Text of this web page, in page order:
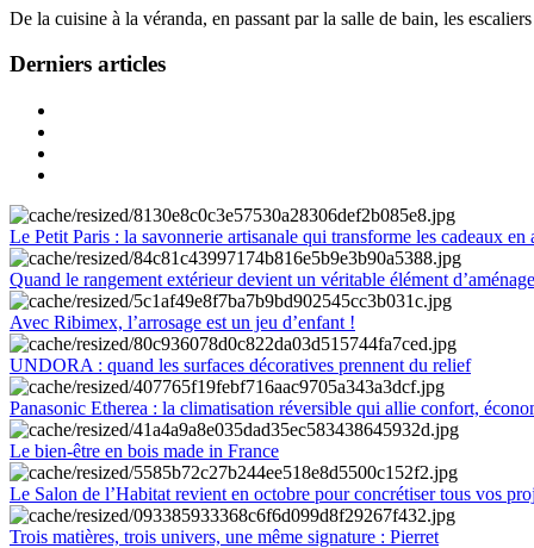
De la cuisine à la véranda, en passant par la salle de bain, les
Derniers articles
Le Petit Paris : la savonnerie artisanale qui transforme les cadeaux en
Quand le rangement extérieur devient un véritable élément
Avec Ribimex, l’arrosage est un jeu d’enfant !
UNDORA : quand les surfaces décoratives prennent du relief
Panasonic Etherea : la climatisation réversible qui allie confort,
Le bien-être en bois made in France
Le Salon de l’Habitat revient en octobre pour concrétiser tous vos
Trois matières, trois univers, une même signature : Pierret